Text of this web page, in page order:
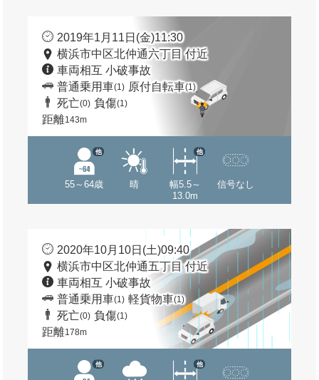
2019年1月11日(金)11:30
横浜市中区北仲通六丁目 付近
車両相互 小破事故
普通乗用車(1) 原付自転車(1)
死亡(0) 負傷(1)
距離143m
55～64歳
他
晴
幅5.5～
13.0m
他
信号なし
2020年10月10日(土)09:40
横浜市中区北仲通五丁目 付近
車両相互 小破事故
普通乗用車(1) 軽貨物車(1)
死亡(0) 負傷(1)
距離178m
他 他